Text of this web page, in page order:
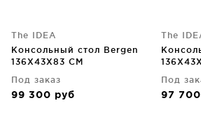
The IDEA
Консольный стол Bergen
136X43X83 CM
Под заказ
99 300 руб
The
Под
97 700